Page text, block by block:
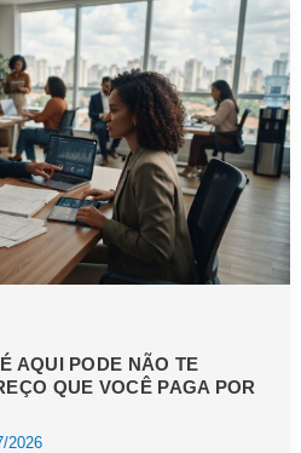
AQUI PODE NÃO TE
QUE VOCÊ PAGA POR
2026